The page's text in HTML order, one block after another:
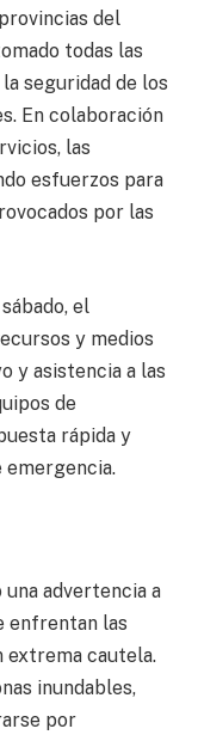
del
todas las
seguridad de los
En colaboración
las
esfuerzos para
por las
el
y medios
y asistencia a las
de
rápida y
advertencia a
enfrentan las
extrema cautela.
inundables,
por